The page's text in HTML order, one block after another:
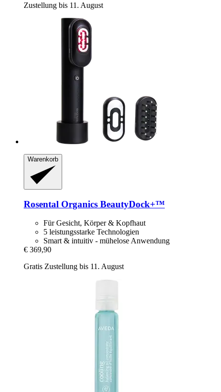
Zustellung bis 11. August
Warenkorb
Rosental Organics BeautyDock+™
Für Gesicht, Körper & Kopfhaut
5 leistungsstarke Technologien
Smart & intuitiv - mühelose Anwendung
€ 369,90
Gratis Zustellung bis 11. August